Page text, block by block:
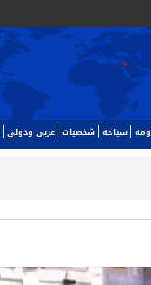
سياحة شخصيات عربي ودولي